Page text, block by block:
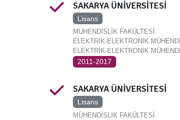
SAKARYA ÜNİVERSİTESİ
Lisans
MÜHENDİSLİK FAKÜLTESİ
ELEKTRİK-ELEKTRONİK
ELEKTRİK-ELEKTRONİK
2011-2017
SAKARYA ÜNİVERSİTESİ
Lisans
MÜHENDİSLİK FAKÜLTESİ